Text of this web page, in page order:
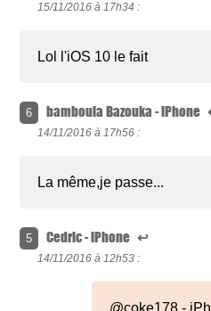
15/11/2016 à 17h34 :
Lol l'iOS 10 le fait
6 bamboula Bazouka - iPhone
14/11/2016 à 17h56 :
La même,je passe...
5 Cedric - iPhone ↩
14/11/2016 à 12h53 :
@coke178 -